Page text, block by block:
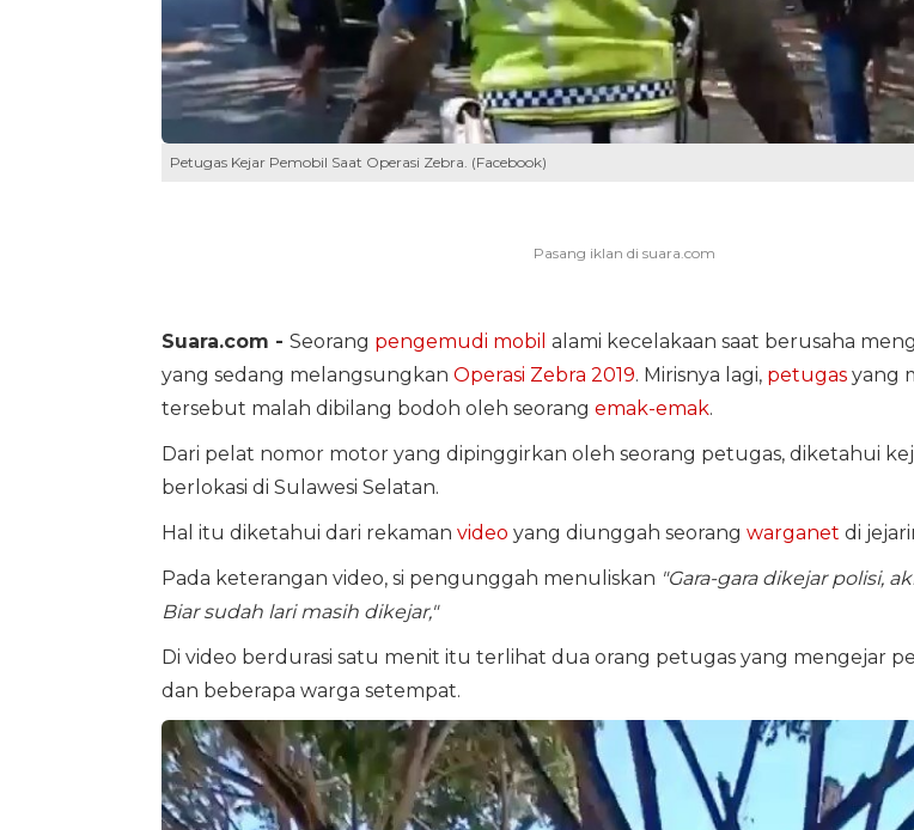
Petugas Kejar Pemobil Saat Operasi Zebra. (Facebook)
Suara.com - Seorang pengemudi mobil alami kecelakaan saat berusaha
yang sedang melangsungkan Operasi Zebra 2019. Mirisnya lagi, petugasyang
tersebut malah dibilang bodoh oleh seorang emak-emak.
Dari pelat nomor motor yang dipinggirkan oleh seorang petugas, diketahui
berlokasi di Sulawesi Selatan.
Hal itu diketahui dari rekaman video yang diunggah seorang warganet di
Pada keterangan video, si pengunggah menuliskan "Gara-gara dikejar polisi,
Biar sudah lari masih dikejar,"
Di video berdurasi satu menit itu terlihat dua orang petugas yang mengejar
dan beberapa warga setempat.